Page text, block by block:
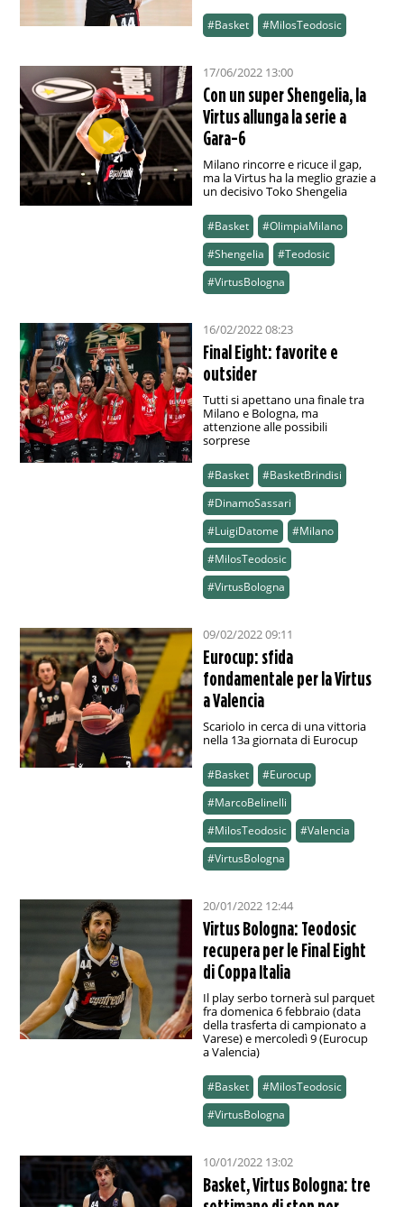
#Basket #MilosTeodosic
17/06/2022 13:00
Con un super Shengelia, la
Virtus allunga la serie a
Gara-6
Milano rincorre e ricuce il gap,
ma la Virtus ha la meglio grazie a
un decisivo Toko Shengelia
#Basket
#OlimpiaMilano
#Shengelia
#Teodosic
#VirtusBologna
16/02/2022 08:23
Final Eight: favorite e
outsider
Tutti si apettano una finale tra
Milano e Bologna, ma
attenzione alle possibili
sorprese
#Basket
#BasketBrindisi
#DinamoSassari
#LuigiDatome
#Milano
#MilosTeodosic
#VirtusBologna
09/02/2022 09:11
Eurocup: sfida
fondamentale per la Virtus
a Valencia
Scariolo in cerca di una vittoria
nella 13a giornata di Eurocup
#Basket
#Eurocup
#MarcoBelinelli
#MilosTeodosic
#Valencia
#VirtusBologna
20/01/2022 12:44
Virtus Bologna: Teodosic
recupera per le Final Eight
di Coppa Italia
Il play serbo tornerà sul parquet
fra domenica 6 febbraio (data
della trasferta di campionato a
Varese) e mercoledì 9 (Eurocup
a Valencia)
#Basket
#MilosTeodosic
#VirtusBologna
10/01/2022 13:02
Basket, Virtus Bologna: tre